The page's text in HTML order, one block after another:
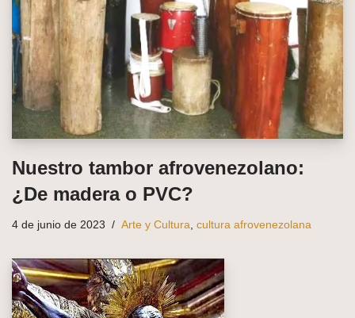
Nuestro tambor afrovenezolano:
¿De madera o PVC?
4 de junio de 2023 Arte y Cultura cultura afrovenezolana